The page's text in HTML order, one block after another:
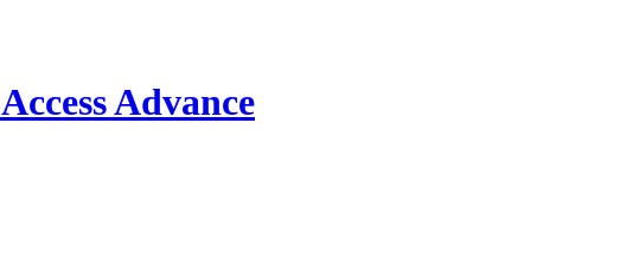
Access Advance